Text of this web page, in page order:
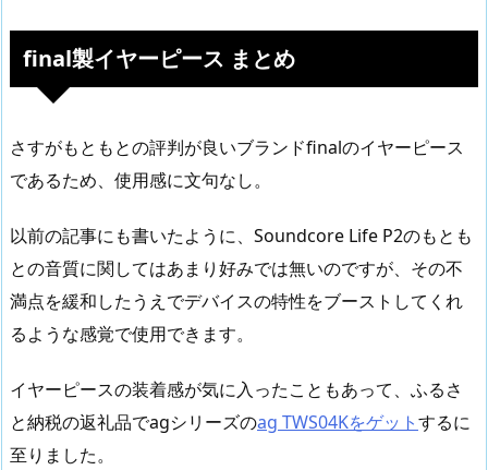
final製イヤーピース まとめ
さすがもともとの評判が良いブランドfinalのイヤーピース
であるため、使用感に文句なし。
以前の記事にも書いたように、Soundcore Life P2のもとも
との音質に関してはあまり好みでは無いのですが、その不
満点を緩和したうえでデバイスの特性をブーストしてくれ
るような感覚で使用できます。
イヤーピースの装着感が気に入ったこともあって、ふるさ
と納税の返礼品でagシリーズのag TWS04Kをゲットするに
至りました。